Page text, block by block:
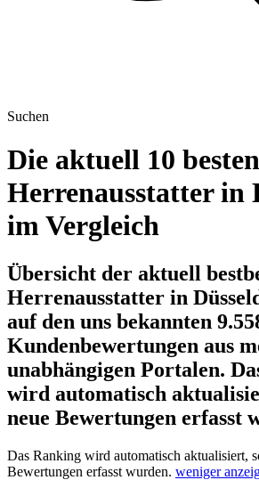
Suchen
Die aktuell 10 besten
Herrenausstatter in
im Vergleich
Übersicht der aktuell
Herrenausstatter in
auf den uns bekannten
Kundenbewertungen aus
unabhängigen Portalen.
wird automatisch
neue Bewertungen erfasst
Das Ranking wird automatisch aktualisiert,
Bewertungen erfasst wurden. weniger